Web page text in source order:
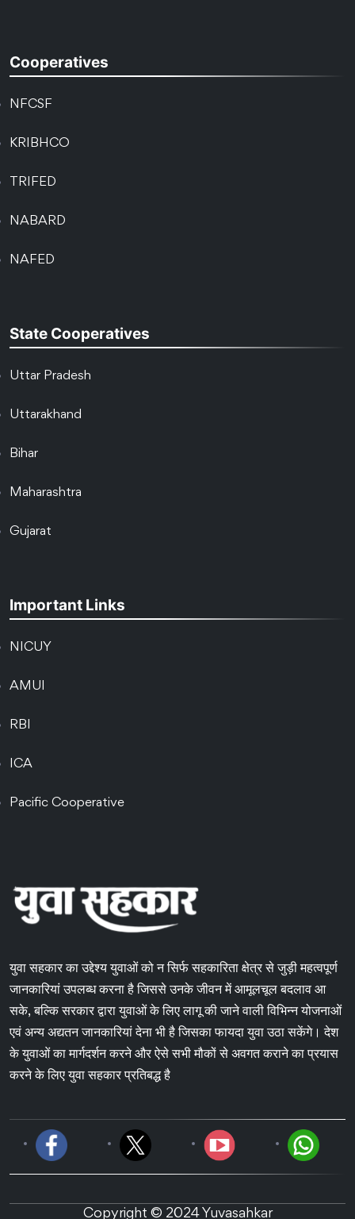
Cooperatives
NFCSF
KRIBHCO
TRIFED
NABARD
NAFED
State Cooperatives
Uttar Pradesh
Uttarakhand
Bihar
Maharashtra
Gujarat
Important Links
NICUY
AMUI
RBI
ICA
Pacific Cooperative
युवा सहकार का उद्देश्य युवाओं को न सिर्फ सहकारिता क्षेत्र से जुड़ी महत्वपूर्ण
जानकारियां उपलब्ध करना है जिससे उनके जीवन में आमूलचूल बदलाव आ
सके, बल्कि सरकार द्वारा युवाओं के लिए लागू की जाने वाली विभिन्न योजनाओं
एवं अन्य अद्यतन जानकारियां देना भी है जिसका फायदा युवा उठा सकेंगे। देश
के युवाओं का मार्गदर्शन करने और ऐसे सभी मौकों से अवगत कराने का प्रयास
करने के लिए युवा सहकार प्रतिबद्ध है
Copyright © 2024 Yuvasahkar